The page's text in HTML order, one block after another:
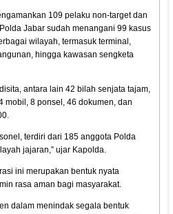
109 pelaku non-target dan
Jabar sudah menangani 99 kasus
wilayah, termasuk terminal,
hingga kawasan sengketa
antara lain 42 bilah senjata tajam,
mobil, 8 ponsel, 46 dokumen, dan
terdiri dari 185 anggota Polda
jajaran,” ujar Kapolda.
ini merupakan bentuk nyata
rasa aman bagi masyarakat.
dalam menindak segala bentuk